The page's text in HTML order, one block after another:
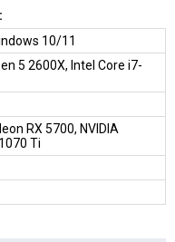
10/11
5 2600X, Intel Core i7-
RX 5700, NVIDIA
Ti